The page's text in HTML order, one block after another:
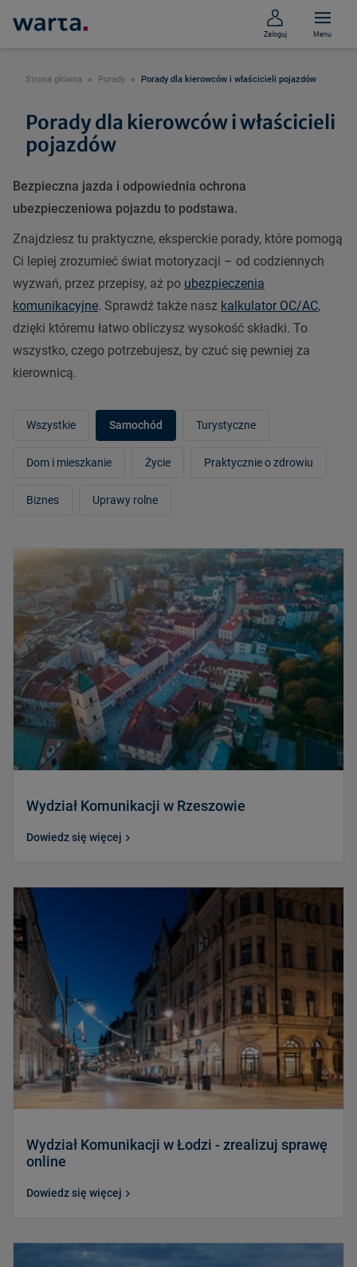
Zaloguj Menu
Strona główna Porady Porady dla kierowców i właścicieli pojazdów
Porady dla kierowców i właścicieli
pojazdów
Bezpieczna jazda i odpowiednia ochrona
ubezpieczeniowa pojazdu to podstawa.
Znajdziesz tu praktyczne, eksperckie porady, które pomogą
Ci lepiej zrozumieć świat motoryzacji – od codziennych
wyzwań, przez przepisy, aż po ubezpieczenia
komunikacyjne. Sprawdź także nasz kalkulator OC/AC,
dzięki któremu łatwo obliczysz wysokość składki. To
wszystko, czego potrzebujesz, by czuć się pewniej za
kierownicą.
Wszystkie Samochód Turystyczne
Dom i mieszkanie Życie Praktycznie o zdrowiu
Biznes Uprawy rolne
Wydział Komunikacji w Rzeszowie
Dowiedz się więcej
Wydział Komunikacji w Łodzi - zrealizuj sprawę
online
Dowiedz się więcej